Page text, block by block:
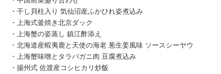
・干し貝柱入り 気仙沼産ふかひれ姿煮込み
・上海式釜焼き北京ダック
・上海蟹の姿蒸し 鎮江酢添え
・北海道産蝦夷鹿と天使の海老 葱生姜風味 ソースシーヤウ
・上海蟹味噌とタラバガニ肉 豆腐煮込み
・揚州式 佐渡産コシヒカリ炒飯